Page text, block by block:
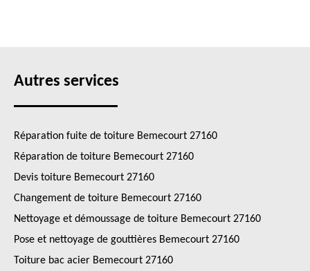
Autres services
Réparation fuite de toiture Bemecourt 27160
Réparation de toiture Bemecourt 27160
Devis toiture Bemecourt 27160
Changement de toiture Bemecourt 27160
Nettoyage et démoussage de toiture Bemecourt 27160
Pose et nettoyage de gouttières Bemecourt 27160
Toiture bac acier Bemecourt 27160